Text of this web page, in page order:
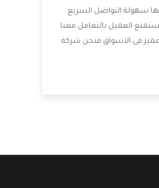
سهولة التواصل السريع
العميل بالتعامل معنا
فى الاسواق فنحن شركة
بها والتى تكون منها خدمة